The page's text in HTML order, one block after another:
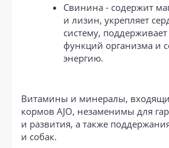
Свинина - содержит
и лизин, укрепляет
систему,
функций организма и
энергию.
Витамины и минералы,
кормов AJO, незаменимы для
и развития, а также
и собак.